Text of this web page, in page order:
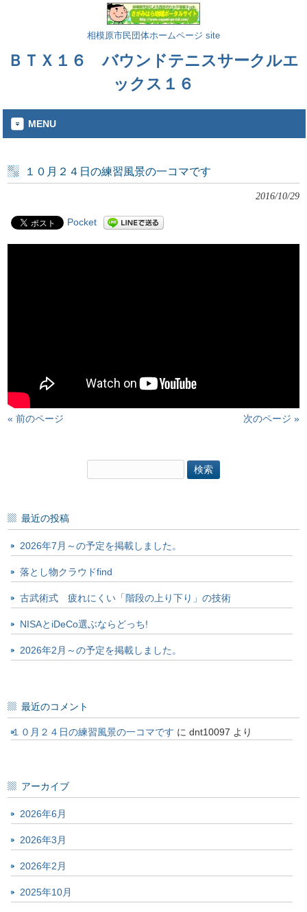
相模原市民団体ホームページ site
ＢＴＸ１６ バウンドテニスサークルエ
ックス１６
MENU
１０月２４日の練習風景の一コマです
2016/10/29
Pocket
« 前のページ 次のページ »
索:
最近の投稿
2026年7月～の予定を掲載しました。
落とし物クラウドfind
古武術式 疲れにくい「階段の上り下り」の技術
NISAとiDeCo選ぶならどっち!
2026年2月～の予定を掲載しました。
最近のコメント
１０月２４日の練習風景の一コマです にdnt10097 より
アーカイブ
2026年6月
2026年3月
2026年2月
2025年10月